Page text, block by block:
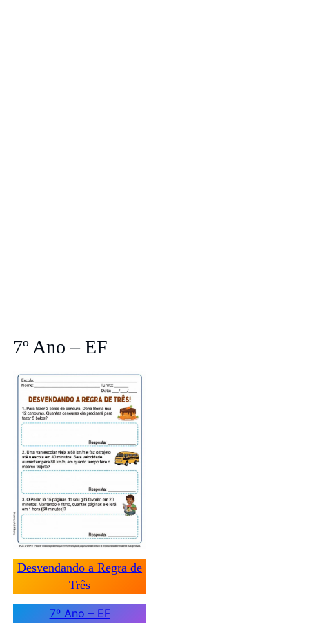
7º Ano – EF
Desvendando a Regra de
Três
7º Ano – EF